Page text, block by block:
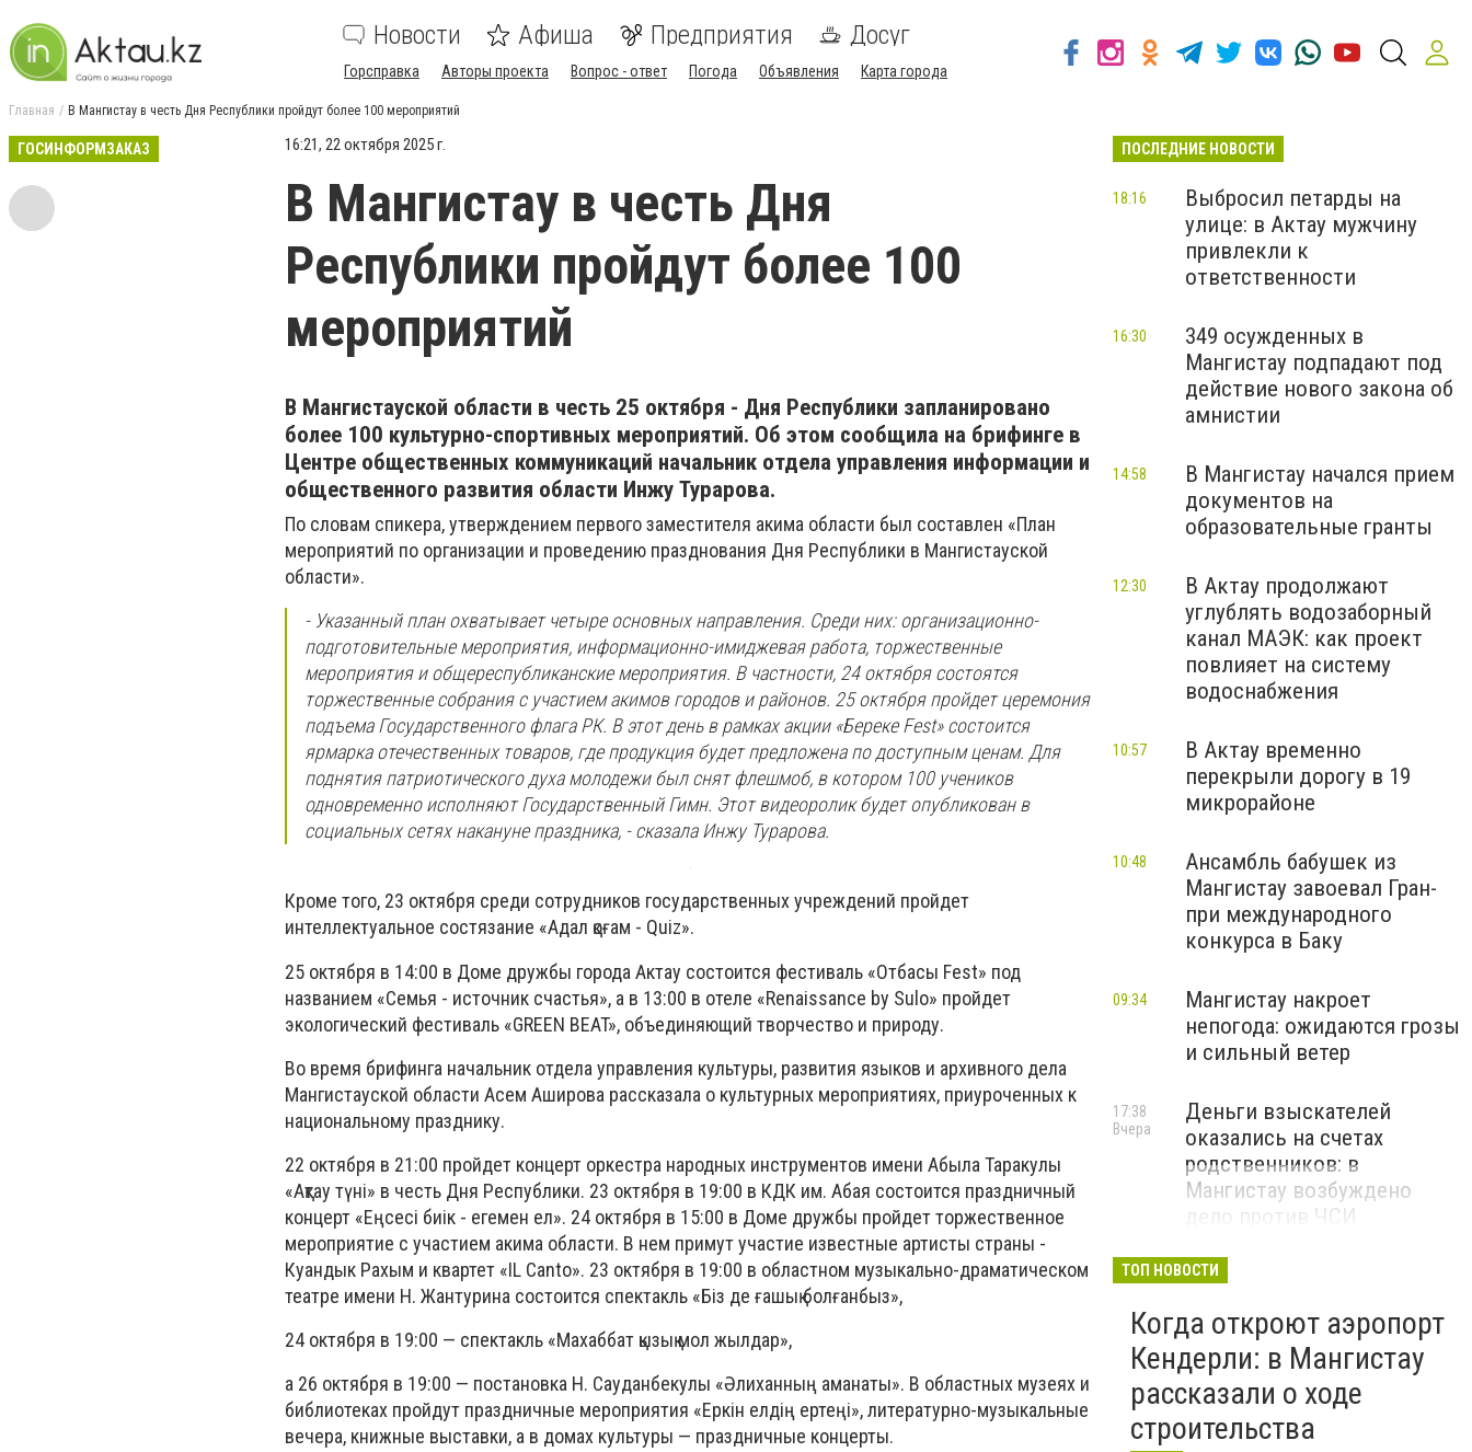
Новости Афиша Предприятия Досуг
Горсправка Авторы проекта Вопрос - ответ Погода Объявления Карта города
Главная В Мангистау в честь Дня Республики пройдут более 100 мероприятий
ГОСИНФОРМЗАКАЗ 16:21, 22 октября 2025 г.
В Мангистау в честь Дня
Республики пройдут более 100
мероприятий
В Мангистауской области в честь 25 октября - Дня Республики запланировано
более 100 культурно-спортивных мероприятий. Об этом сообщила на брифинге в
Центре общественных коммуникаций начальник отдела управления информации и
общественного развития области Инжу Турарова.
По словам спикера, утверждением первого заместителя акима области был составлен «План
мероприятий по организации и проведению празднования Дня Республики в Мангистауской
области».
- Указанный план охватывает четыре основных направления. Среди них: организационно-
подготовительные мероприятия, информационно-имиджевая работа, торжественные
мероприятия и общереспубликанские мероприятия. В частности, 24 октября состоятся
торжественные собрания с участием акимов городов и районов. 25 октября пройдет церемония
подъема Государственного флага РК. В этот день в рамках акции «Береке Fest» состоится
ярмарка отечественных товаров, где продукция будет предложена по доступным ценам. Для
поднятия патриотического духа молодежи был снят флешмоб, в котором 100 учеников
одновременно исполняют Государственный Гимн. Этот видеоролик будет опубликован в
социальных сетях накануне праздника, - сказала Инжу Турарова.
Кроме того, 23 октября среди сотрудников государственных учреждений пройдет
интеллектуальное состязание «Адал қоғам - Quiz».
25 октября в 14:00 в Доме дружбы города Актау состоится фестиваль «Отбасы Fest» под
названием «Семья - источник счастья», а в 13:00 в отеле «Renaissance by Sulo» пройдет
экологический фестиваль «GREEN BEAT», объединяющий творчество и природу.
Во время брифинга начальник отдела управления культуры, развития языков и архивного дела
Мангистауской области Асем Аширова рассказала о культурных мероприятиях, приуроченных к
национальному празднику.
22 октября в 21:00 пройдет концерт оркестра народных инструментов имени Абыла Таракулы
«Ақтау түні» в честь Дня Республики. 23 октября в 19:00 в КДК им. Абая состоится праздничный
концерт «Еңсесі биік - егемен ел». 24 октября в 15:00 в Доме дружбы пройдет торжественное
мероприятие с участием акима области. В нем примут участие известные артисты страны -
Куандык Рахым и квартет «IL Canto». 23 октября в 19:00 в областном музыкально-драматическом
театре имени Н. Жантурина состоится спектакль «Біз де ғашық болғанбыз»,
24 октября в 19:00 — спектакль «Махаббат қызық мол жылдар»,
а 26 октября в 19:00 — постановка Н. Сауданбекулы «Әлиханның аманаты». В областных музеях и
библиотеках пройдут праздничные мероприятия «Еркін елдің ертеңі», литературно-музыкальные
вечера, книжные выставки, а в домах культуры — праздничные концерты.
ПОСЛЕДНИЕ НОВОСТИ
Выбросил петарды на
улице: в Актау мужчину
привлекли к
ответственности
18:16
349 осужденных в
Мангистау подпадают под
действие нового закона об
амнистии
16:30
В Мангистау начался прием
документов на
образовательные гранты
14:58
В Актау продолжают
углублять водозаборный
канал МАЭК: как проект
повлияет на систему
водоснабжения
12:30
В Актау временно
перекрыли дорогу в 19
микрорайоне
10:57
Ансамбль бабушек из
Мангистау завоевал Гран-
при международного
конкурса в Баку
10:48
Мангистау накроет
непогода: ожидаются грозы
и сильный ветер
09:34
Деньги взыскателей
оказались на счетах
родственников: в
Мангистау возбуждено
дело против ЧСИ
17:38
Вчера
ТОП НОВОСТИ
Когда откроют аэропорт
Кендерли: в Мангистау
рассказали о ходе
строительства